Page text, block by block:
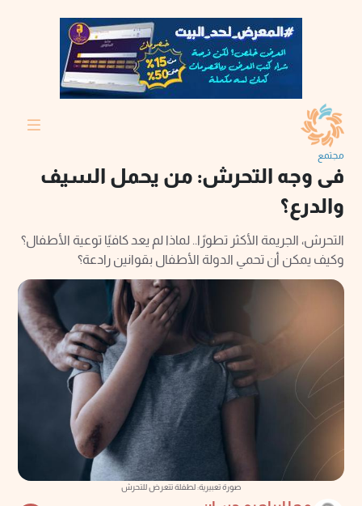
مجتمع
فى وجه التحرش: من يحمل السيف
والدرع؟
التحرش، الجريمة الأكثر تطورًا.. لماذا لم يعد كافيًا توعية الأطفال؟
وكيف يمكن أن تحمي الدولة الأطفال بقوانين رادعة؟
صورة تعبيرية: لطفلة تتعرض للتحرش